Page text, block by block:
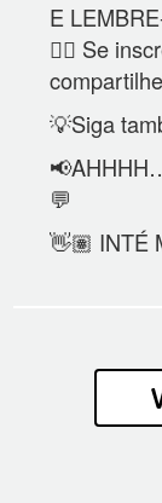
E
👍🏼 Se
💡Siga
💬
👋🏽 INTÉ